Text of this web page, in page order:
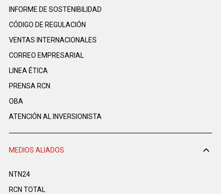
INFORME DE SOSTENIBILIDAD
CÓDIGO DE REGULACIÓN
VENTAS INTERNACIONALES
CORREO EMPRESARIAL
LINEA ÉTICA
PRENSA RCN
OBA
ATENCIÓN AL INVERSIONISTA
MEDIOS ALIADOS
NTN24
RCN TOTAL